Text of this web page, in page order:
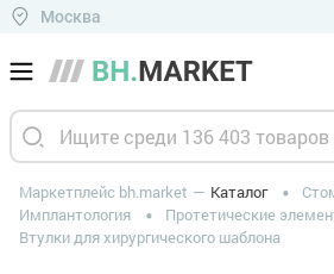
Москва
Маркетплейс bh.market Каталог
Имплантология
Протетические
Втулки для хирургического шаблона